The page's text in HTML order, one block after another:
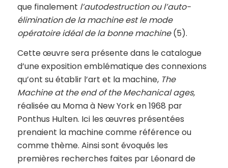
que finalement l’autodestruction ou l’auto-
élimination de la machine est le mode
opératoire idéal de la bonne machine(5).
Cette œuvre sera présente dans le catalogue
d’une exposition emblématique des connexions
qu’ont su établir l’art et la machine, The
Machine at the end of the Mechanical ages,
réalisée au Moma à New York en 1968 par
Ponthus Hulten. Ici les œuvres présentées
prenaient la machine comme référence ou
comme thème. Ainsi sont évoqués les
premières recherches faites par Léonard de